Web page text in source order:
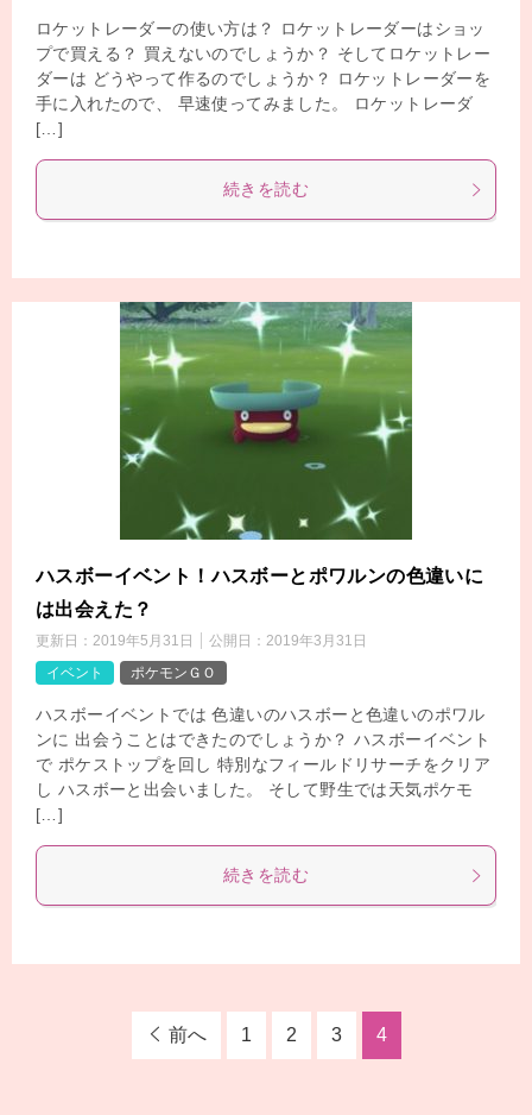
ロケットレーダーの使い方は？ ロケットレーダーはショッ
プで買える？ 買えないのでしょうか？ そしてロケットレー
ダーは どうやって作るのでしょうか？ ロケットレーダーを
手に入れたので、 早速使ってみました。 ロケットレーダ
[…]
続きを読む
ハスボーイベント！ハスボーとポワルンの色違いに
は出会えた？
更新日： 2019年5月31日 公開日： 2019年3月31日
イベント
ポケモンＧＯ
ハスボーイベントでは 色違いのハスボーと色違いのポワル
ンに 出会うことはできたのでしょうか？ ハスボーイベント
で ポケストップを回し 特別なフィールドリサーチをクリア
し ハスボーと出会いました。 そして野生では天気ポケモ
[…]
続きを読む
前へ 1 2 3 4